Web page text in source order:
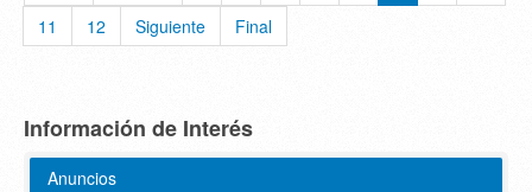
11
12 Siguiente Final
Información de Interés
Anuncios